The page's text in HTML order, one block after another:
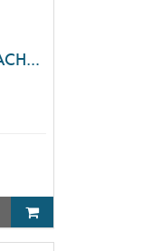
WIELLAGERMOER ACHTER